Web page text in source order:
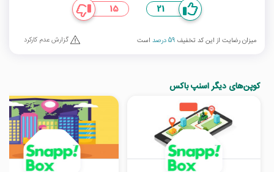
21
15
میزان رضایت از این کد تخفیف 59 درصد است گزارش عدم کارکرد
کوپن‌های دیگر اسنپ باکس